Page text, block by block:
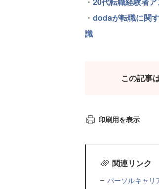
・ dodaが転職に関
識
この記事
印刷用を表示
関連リンク
パーソルキャリ